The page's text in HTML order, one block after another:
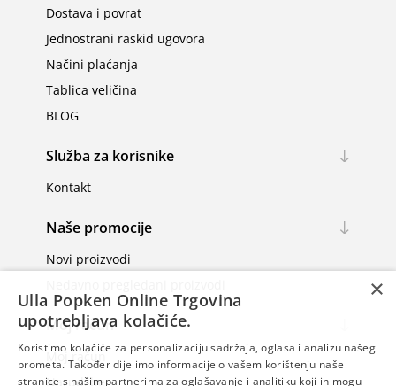
Dostava i povrat
Jednostrani raskid ugovora
Načini plaćanja
Tablica veličina
BLOG
Služba za korisnike
Kontakt
Naše promocije
Novi proizvodi
Moj račun
Moj račun
Narudžbe
×
Ulla Popken Online Trgovina
upotrebljava kolačiće.
Koristimo kolačiće za personalizaciju sadržaja, oglasa i analizu našeg
prometa. Također dijelimo informacije o vašem korištenju naše
stranice s našim partnerima za oglašavanje i analitiku koji ih mogu